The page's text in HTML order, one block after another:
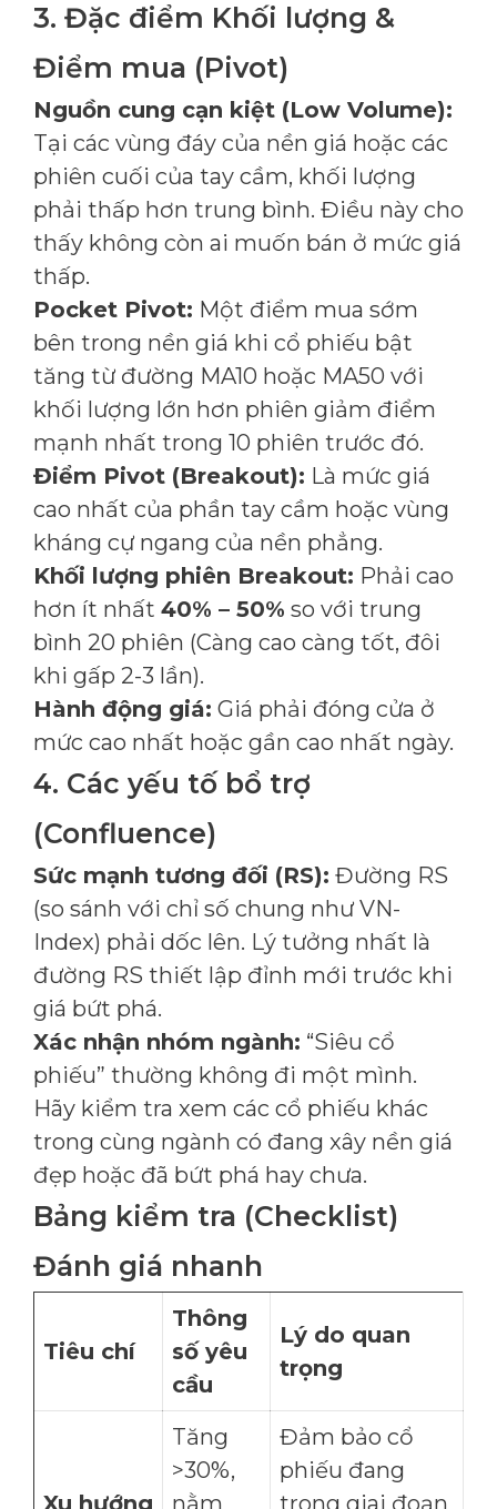
3. Đặc điểm Khối lượng &
Điểm mua (Pivot)
Nguồn cung cạn kiệt (Low Volume):
Tại các vùng đáy của nền giá hoặc các
phiên cuối của tay cầm, khối lượng
phải thấp hơn trung bình. Điều này cho
thấy không còn ai muốn bán ở mức giá
thấp.
Pocket Pivot: Một điểm mua sớm
bên trong nền giá khi cổ phiếu bật
tăng từ đường MA10 hoặc MA50 với
khối lượng lớn hơn phiên giảm điểm
mạnh nhất trong 10 phiên trước đó.
Điểm Pivot (Breakout): Là mức giá
cao nhất của phần tay cầm hoặc vùng
kháng cự ngang của nền phẳng.
Khối lượng phiên Breakout: Phải cao
hơn ít nhất 40% – 50% so với trung
bình 20 phiên (Càng cao càng tốt, đôi
khi gấp 2-3 lần).
Hành động giá: Giá phải đóng cửa ở
mức cao nhất hoặc gần cao nhất ngày.
4. Các yếu tố bổ trợ
(Confluence)
Sức mạnh tương đối (RS): Đường RS
(so sánh với chỉ số chung như VN-
Index) phải dốc lên. Lý tưởng nhất là
đường RS thiết lập đỉnh mới trước khi
giá bứt phá.
Xác nhận nhóm ngành: “Siêu cổ
phiếu” thường không đi một mình.
Hãy kiểm tra xem các cổ phiếu khác
trong cùng ngành có đang xây nền giá
đẹp hoặc đã bứt phá hay chưa.
Bảng kiểm tra (Checklist)
Đánh giá nhanh
Tiêu chí
Thông
số yêu
cầu
Lý do quan
trọng
Xu hướng
Tăng
>30%,
nằm
Đảm bảo cổ
phiếu đang
trong giai đoạn